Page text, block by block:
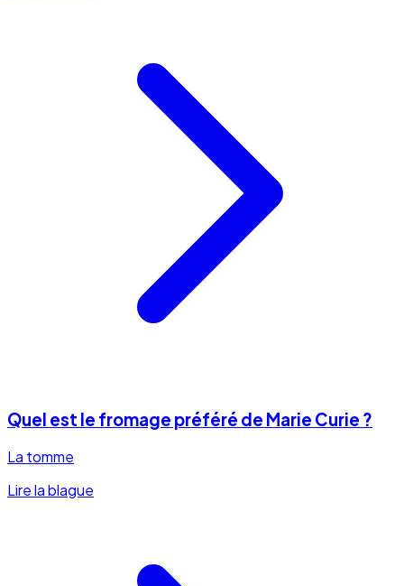
Quel est le fromage préféré de Marie Curie ?
La tomme
Lire la blague